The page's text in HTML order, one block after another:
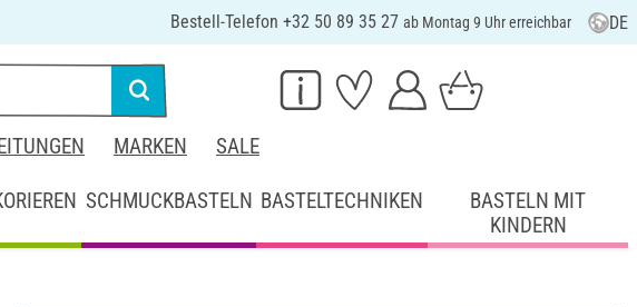
Bestell-Telefon +32 50 89 35 27 ab Montag 9 Uhr erreichbar DE
MARKEN SALE
SCHMUCKBASTELN BASTELTECHNIKEN
BASTELN MIT
KINDERN